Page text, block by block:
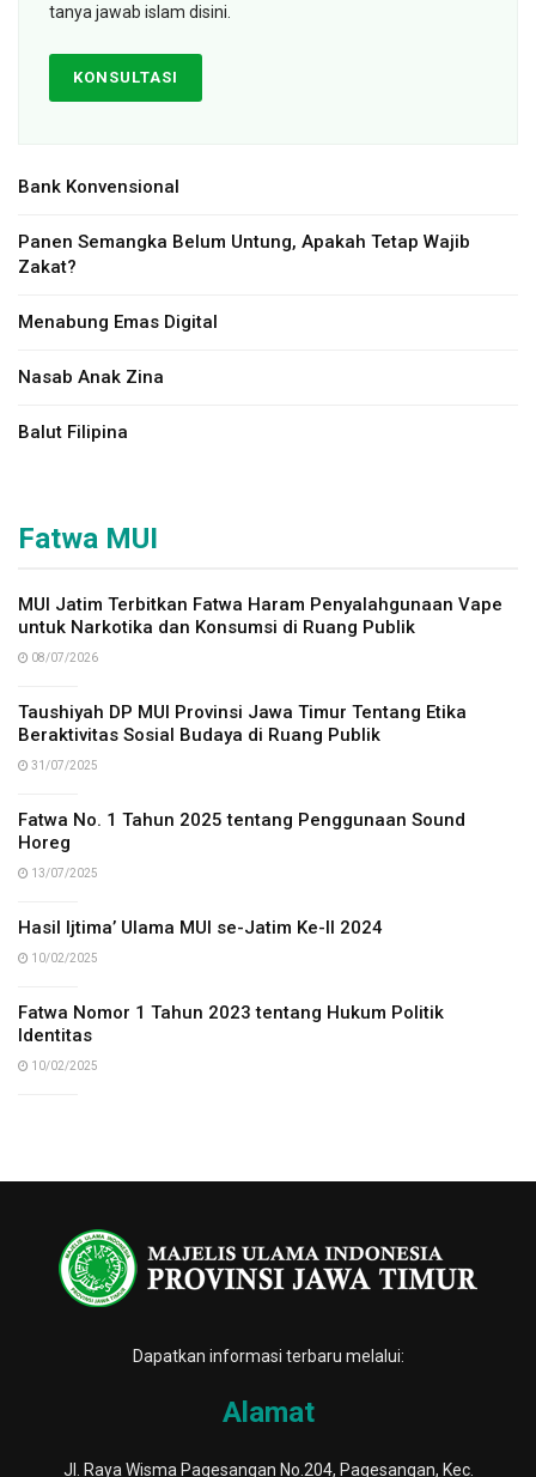
tanya jawab islam disini.
KONSULTASI
Bank Konvensional
Panen Semangka Belum Untung, Apakah Tetap Wajib
Zakat?
Menabung Emas Digital
Nasab Anak Zina
Balut Filipina
Fatwa MUI
MUI Jatim Terbitkan Fatwa Haram Penyalahgunaan Vape
untuk Narkotika dan Konsumsi di Ruang Publik
08/07/2026
Taushiyah DP MUI Provinsi Jawa Timur Tentang Etika
Beraktivitas Sosial Budaya di Ruang Publik
31/07/2025
Fatwa No. 1 Tahun 2025 tentang Penggunaan Sound
Horeg
13/07/2025
Hasil Ijtima’ Ulama MUI se-Jatim Ke-II 2024
10/02/2025
Fatwa Nomor 1 Tahun 2023 tentang Hukum Politik
Identitas
10/02/2025
Dapatkan informasi terbaru melalui:
Alamat
Jl. Raya Wisma Pagesangan No.204, Pagesangan, Kec.